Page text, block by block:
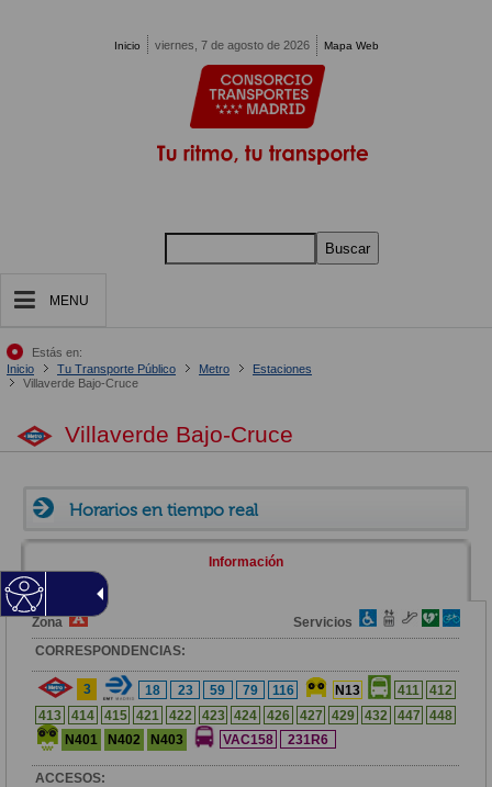
Inicio viernes, 7 de agosto de 2026 Mapa Web
Buscar
MENU
Estás en:
Inicio
Tu Transporte Público Metro
Estaciones
Villaverde Bajo-Cruce
Villaverde Bajo-Cruce
Horarios en tiempo real
Información
Zona
Servicios
CORRESPONDENCIAS:
3 18 23 59 79 116 N13 411
412
413
414 415 421 422 423 424 426 427 429 432 447
448
N401
N402 N403 VAC158 231R6
ACCESOS: